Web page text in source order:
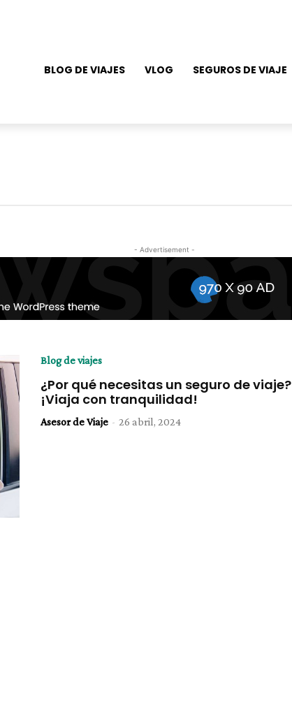
BLOG DE VIAJES VLOG SEGUROS DE VIAJE
- Advertisement -
Blog de viajes
¿Por qué necesitas un seguro de viaje?
¡Viaja con tranquilidad!
Asesor de Viaje - 26 abril, 2024